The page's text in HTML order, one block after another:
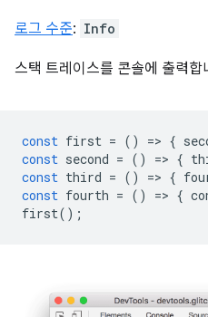
로그 수준: Info
스택 트레이스를 콘솔에 출력합
const first = () => {
const second = () => {
const third = () => {
const fourth = () => {
first();